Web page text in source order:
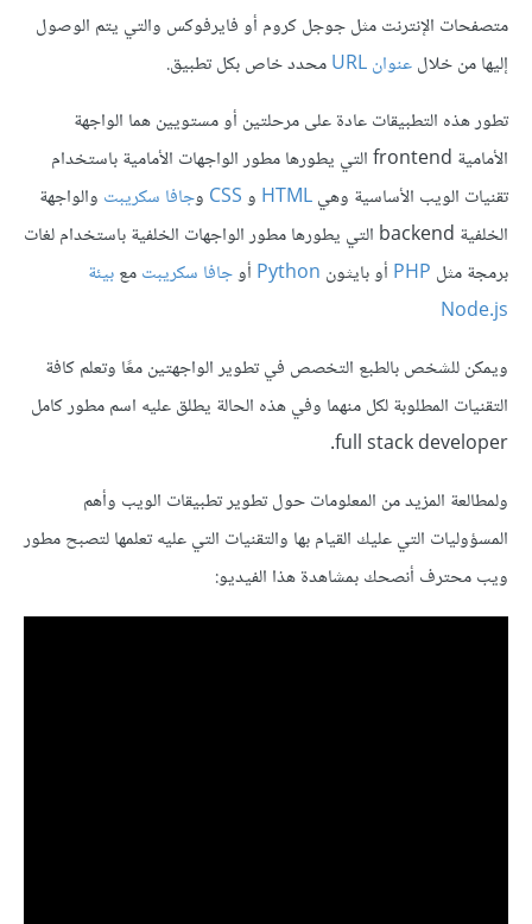
متصفحات الإنترنت مثل جوجل كروم أو فايرفوكس والتي يتم الوصول
إليها من خلالعنوان URL
محدد خاص بكل تطبيق.
تطور هذه التطبيقات عادة على مرحلتين أو مستويين هما الواجهة
الأمامية frontend التي يطورها مطور الواجهات الأمامية باستخدام
تقنيات الويب الأساسية وهيHTML وCSS وجافا سكريبت والواجهة
الخلفية backend التي يطورها مطور الواجهات الخلفية باستخدام لغات
برمجة مثل PHP أو بايثون Python أوجافا سكريبتمعبيئة
Node.js
ويمكن للشخص بالطبع التخصص في تطوير الواجهتين معًا وتعلم كافة
التقنيات المطلوبة لكل منهما وفي هذه الحالة يطلق عليه اسم مطور كامل
full stack developer.
ولمطالعة المزيد من المعلومات حول تطوير تطبيقات الويب وأهم
المسؤوليات التي عليك القيام بها والتقنيات التي عليه تعلمها لتصبح مطور
ويب محترف أنصحك بمشاهدة هذا الفيديو: